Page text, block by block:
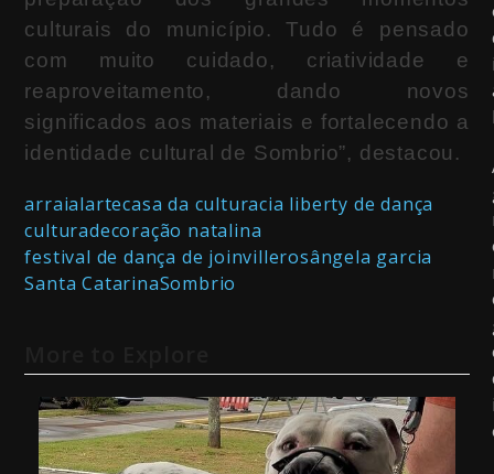
culturais do município. Tudo é pensado
com muito cuidado, criatividade e
reaproveitamento, dando novos
significados aos materiais e fortalecendo a
identidade cultural de Sombrio”, destacou.
arraialartecasa da culturacia liberty de dança
culturadecoração natalina
festival de dança de joinvillerosângela garcia
Santa CatarinaSombrio